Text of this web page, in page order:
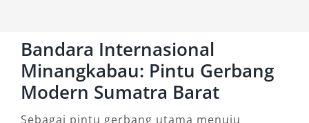
Bandara Internasional
Minangkabau: Pintu Gerbang
Modern Sumatra Barat
Sebagai pintu gerbang utama menuju